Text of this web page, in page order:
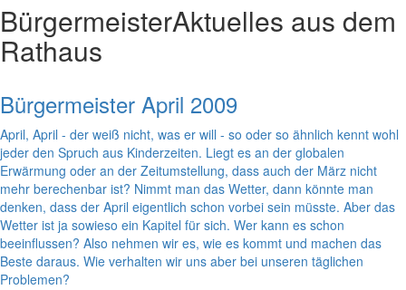
BürgermeisterAktuelles aus dem
Rathaus
Bürgermeister April 2009
April, April - der weiß nicht, was er will - so oder so ähnlich kennt wohl
jeder den Spruch aus Kinderzeiten. Liegt es an der globalen
Erwärmung oder an der Zeitumstellung, dass auch der März nicht
mehr berechenbar ist? Nimmt man das Wetter, dann könnte man
denken, dass der April eigentlich schon vorbei sein müsste. Aber das
Wetter ist ja sowieso ein Kapitel für sich. Wer kann es schon
beeinflussen? Also nehmen wir es, wie es kommt und machen das
Beste daraus. Wie verhalten wir uns aber bei unseren täglichen
Problemen?